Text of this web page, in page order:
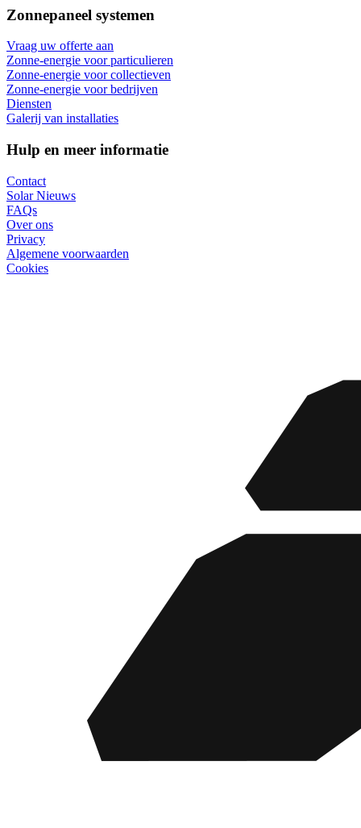
Zonnepaneel systemen
Vraag uw offerte aan
Zonne-energie voor particulieren
Zonne-energie voor collectieven
Zonne-energie voor bedrijven
Diensten
Galerij van installaties
Hulp en meer informatie
Contact
Solar Nieuws
FAQs
Over ons
Privacy
Algemene voorwaarden
Cookies